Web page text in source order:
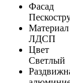
Фасад
Материал
ЛДСП
Цвет
Светлый